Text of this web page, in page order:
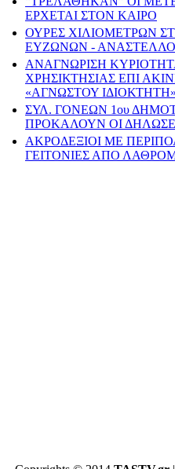
ΕΡΧΕΤΑΙ ΣΤΟΝ ΚΑΙΡΟ
ΟΥΡΕΣ ΧΙΛΙΟΜΕΤΡΩΝ
ΕΥΖΩΝΩΝ -
ΑΝΑΓΝΩΡΙΣΗ
ΧΡΗΣΙΚΤΗΣΙΑΣ ΕΠΙ
«ΑΓΝΩΣΤΟΥ ΙΔΙΟΚΤΗΤΗ»
ΣΥΛ. ΓΟΝΕΩΝ 1ου
ΠΡΟΚΑΛΟΥΝ ΟΙ
ΑΚΡΟΔΕΞΙΟΙ ΜΕ
ΓΕΙΤΟΝΙΕΣ ΑΠΟ